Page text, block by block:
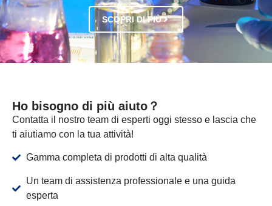
SCOPRI DI PIÙ
Ho bisogno di più aiuto？
Contatta il nostro team di esperti oggi stesso e lascia che
ti aiutiamo con la tua attività!
Gamma completa di prodotti di alta qualità
Un team di assistenza professionale e una guida
esperta